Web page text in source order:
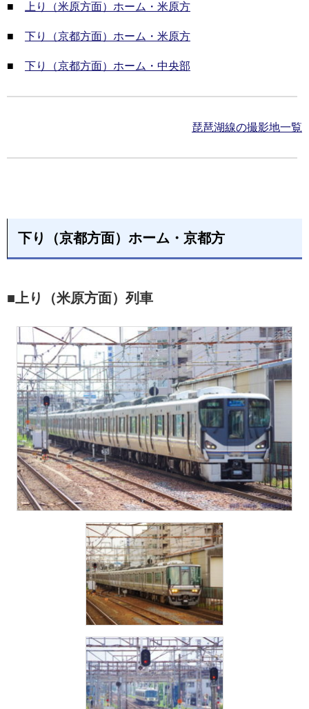
■ 上り（米原方面）ホーム・米原方
■ 下り（京都方面）ホーム・米原方
■ 下り（京都方面）ホーム・中央部
琵琶湖線の撮影地一覧
下り（京都方面）ホーム・京都方
■上り（米原方面）列車